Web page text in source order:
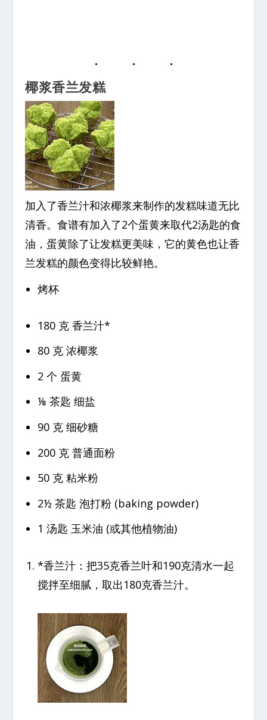
椰浆香兰发糕
加入了香兰汁和浓椰浆来制作的发糕味道无比
清香。食谱有加入了2个蛋黄来取代2汤匙的食
油，蛋黄除了让发糕更美味，它的黄色也让香
兰发糕的颜色变得比较鲜艳。
烤杯
180 克 香兰汁*
80 克 浓椰浆
2 个 蛋黄
⅛ 茶匙 细盐
90 克 细砂糖
200 克 普通面粉
50 克 粘米粉
2½ 茶匙 泡打粉 (baking powder)
1 汤匙 玉米油 (或其他植物油)
*香兰汁：把35克香兰叶和190克清水一起
搅拌至细腻，取出180克香兰汁。